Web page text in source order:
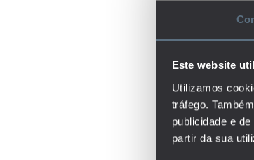
Este website
Utilizamos
tráfego.
publicidade e
partir da sua